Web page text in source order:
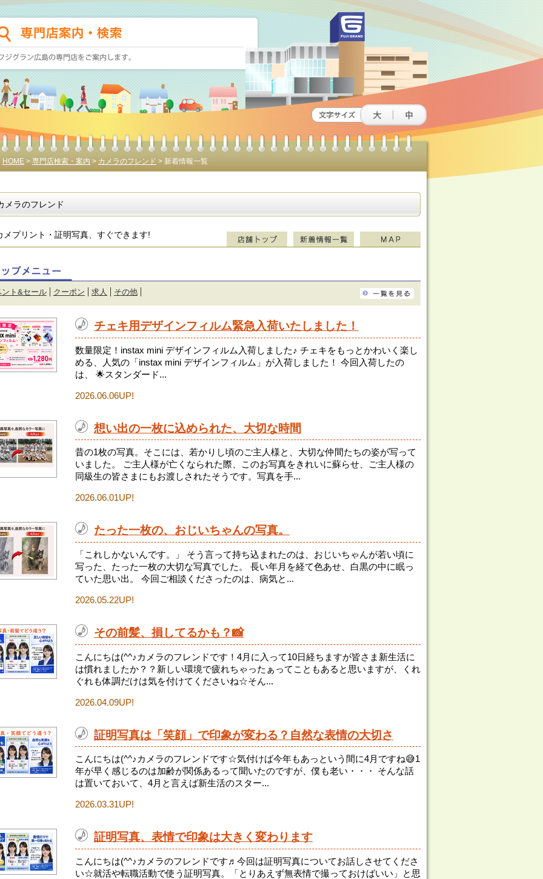
HOME > 専門店検索・案内 > カメラのフレンド > 新着情報一覧
メラのフレンド
メプリント・証明写真、すぐできます!
ント&セール クーポン 求人 その他
チェキ用デザインフィルム緊急入荷いたしました！
数量限定！instax mini デザインフィルム入荷しました♪ チェキをもっとかわいく楽し
める、人気の「instax mini デザインフィルム」が入荷しました！ 今回入荷したの
は、 🌟スタンダード...
2026.06.06UP!
想い出の一枚に込められた、大切な時間
昔の1枚の写真。そこには、若かりし頃のご主人様と、大切な仲間たちの姿が写って
いました。 ご主人様が亡くなられた際、このお写真をきれいに蘇らせ、ご主人様の
同級生の皆さまにもお渡しされたそうです。写真を手...
2026.06.01UP!
たった一枚の、おじいちゃんの写真。
「これしかないんです。」 そう言って持ち込まれたのは、おじいちゃんが若い頃に
写った、たった一枚の大切な写真でした。 長い年月を経て色あせ、白黒の中に眠っ
ていた思い出。 今回ご相談くださったのは、病気と...
2026.05.22UP!
その前髪、損してるかも？📸
こんにちは(^^♪カメラのフレンドです！4月に入って10日経ちますが皆さま新生活に
は慣れましたか？？新しい環境で疲れちゃったぁってこともあると思いますが、くれ
ぐれも体調だけは気を付けてくださいね☆そん...
2026.04.09UP!
証明写真は「笑顔」で印象が変わる？自然な表情の大切さ
こんにちは(^^♪カメラのフレンドです☆気付けば今年もあっという間に4月ですね😅1
年が早く感じるのは加齢が関係あるって聞いたのですが、僕も老い・・・ そんな話
は置いておいて、4月と言えば新生活のスター...
2026.03.31UP!
証明写真、表情で印象は大きく変わります
こんにちは(^^♪カメラのフレンドです♬今回は証明写真についてお話しさせてくださ
い☆就活や転職活動で使う証明写真。「とりあえず無表情で撮っておけばいい」と思